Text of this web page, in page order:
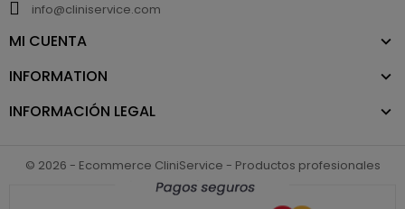
info@cliniservice.com
MI CUENTA
INFORMATION
INFORMACIÓN LEGAL
© 2026 - Ecommerce CliniService - Productos profesionales